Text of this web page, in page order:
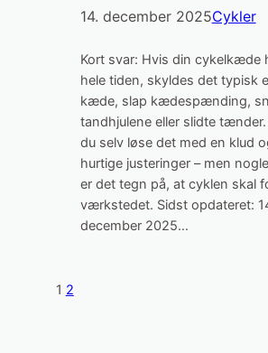
14. december 2025Cykler
Kort svar: Hvis din cykelkæde
hele tiden, skyldes det typisk
kæde, slap kædespænding,
tandhjulene eller slidte
du selv løse det med en klud
hurtige justeringer – men
er det tegn på, at cyklen skal
værkstedet. Sidst opdateret:
december 2025…
1 2